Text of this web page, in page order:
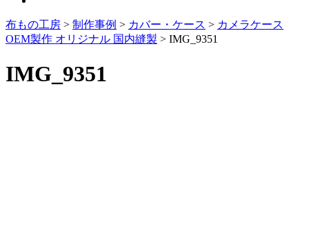
布もの工房 > 制作事例 > カバー・ケース > カメラケース
OEM製作 オリジナル 国内縫製 > IMG_9351
IMG_9351